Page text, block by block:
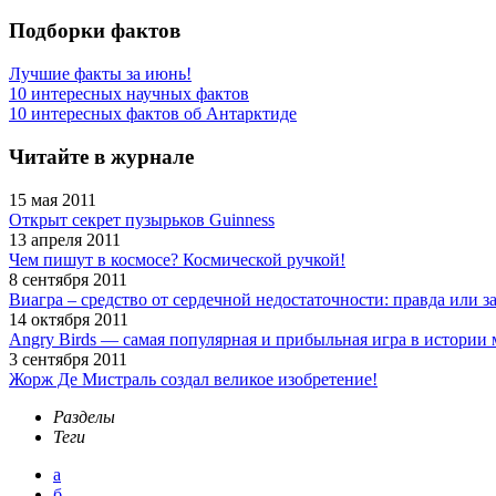
Подборки фактов
Лучшие факты за июнь!
10 интересных научных фактов
10 интересных фактов об Антарктиде
Читайте в журнале
15 мая 2011
Открыт секрет пузырьков Guinness
13 апреля 2011
Чем пишут в космосе? Космической ручкой!
8 сентября 2011
Виагра – средство от сердечной недостаточности: правда или
14 октября 2011
Angry Birds — самая популярная и прибыльная игра в
3 сентября 2011
Жорж Де Мистраль создал великое изобретение!
Разделы
Теги
а